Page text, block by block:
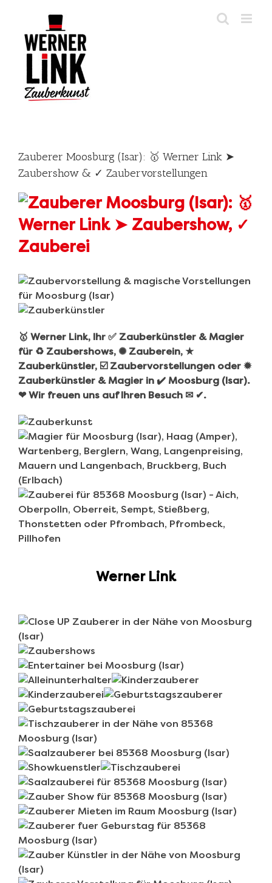
content
Zauberer Moosburg (Isar): 🥇 Werner Link ➤
Zaubershow & ✓ Zaubervorstellungen
🥇 Werner Link, Ihr ✅ Zauberkünstler & Magier
für ♻ Zaubershows, ✺ Zauberein, ★
Zauberkünstler, ☑️ Zaubervorstellungen oder ✹
Zauberkünstler & Magier in ✔️ Moosburg (Isar).
❤ Wir freuen uns auf Ihren Besuch ✉ ✔.
Werner Link